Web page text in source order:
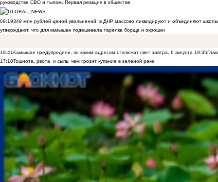
руководстве СВО и тылом. Первая реакция в обществе
09:19349 млн рублей ценой увольнений: в ДНР массово ликвидируют и объединяют
утверждают, что для камышан подешевела тарелка борща и окрошки
19:41Камышан предупредили, по каким адресам отключат свет завтра, 6 августа 19:35
17:10Тошнота, рвота и сыпь: чем грозит купание в зеленой реке